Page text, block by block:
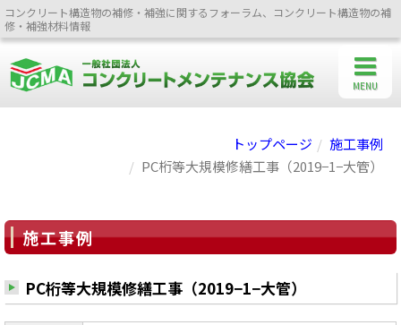
コンクリート構造物の補修・補強に関するフォーラム、コンクリート構造物の補
修・補強材料情報
トップページ
施工事例
PC桁等大規模修繕工事（2019−1−大管）
施工事例
PC桁等大規模修繕工事（2019−1−大管）
MENU